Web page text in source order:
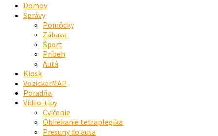
Domov
Správy
Pomôcky
Zábava
Šport
Príbeh
Autá
Kiosk
VozickarMAP
Poradňa
Video-tipy
Cvičenie
Obliekanie tetraplegika
Presuny do auta